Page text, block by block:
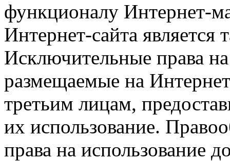
функционалу Интернет-
Интернет-сайта
Исключительные права
размещаемые на
третьим лицам,
их использование.
права на использование